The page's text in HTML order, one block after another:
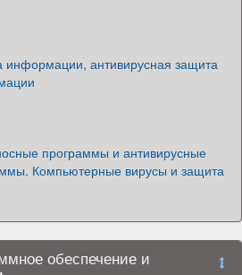
информации, антивирусная защита
программы и антивирусные
Компьютерные вирусы и защита
обеспечение и